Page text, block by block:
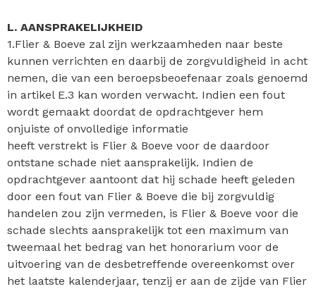
L. AANSPRAKELIJKHEID
1.Flier & Boeve zal zijn werkzaamheden naar beste
kunnen verrichten en daarbij de zorgvuldigheid in acht
nemen, die van een beroepsbeoefenaar zoals genoemd
in artikel E.3 kan worden verwacht. Indien een fout
wordt gemaakt doordat de opdrachtgever hem
onjuiste of onvolledige informatie
heeft verstrekt is Flier & Boeve voor de daardoor
ontstane schade niet aansprakelijk. Indien de
opdrachtgever aantoont dat hij schade heeft geleden
door een fout van Flier & Boeve die bij zorgvuldig
handelen zou zijn vermeden, is Flier & Boeve voor die
schade slechts aansprakelijk tot een maximum van
tweemaal het bedrag van het honorarium voor de
uitvoering van de desbetreffende overeenkomst over
het laatste kalenderjaar, tenzij er aan de zijde van Flier